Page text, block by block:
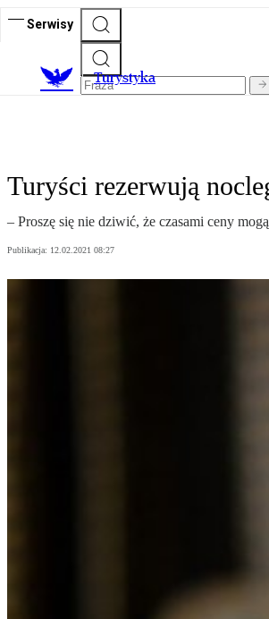
Serwisy
Turystyka
Turyści rezerwują
– Proszę się nie dziwić, że czasami ceny
Publikacja: 12.02.2021 08:27